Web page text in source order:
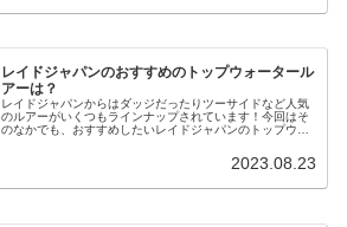
レイドジャパンのおすすめのトップウォータール
アーは？
レイドジャパンからはダッジだったりツーサイドなど人気
のルアーがいくつもラインナップされています！今回はそ
のなかでも、おすすめしたいレイドジャパンのトップウォ
2023.08.23